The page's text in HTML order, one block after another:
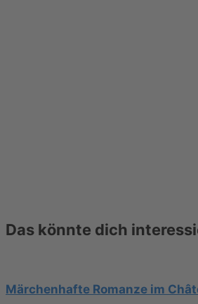
Das könnte dich
Märchenhafte Romanze im